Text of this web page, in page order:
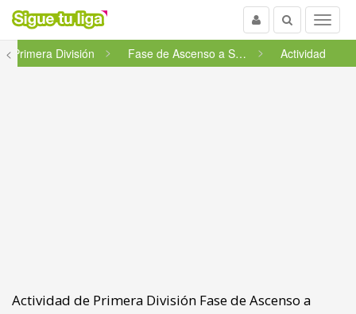
Menu
Buscar
Usuario
< Primera División Fase de Ascenso a Segunda Fede... Actividad
Actividad de Primera División Fase de Ascenso a